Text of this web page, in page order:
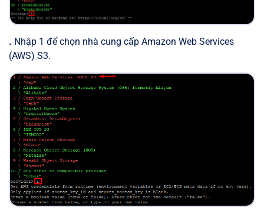
. Nhập 1 để chọn nhà cung cấp Amazon Web Services
(AWS) S3.